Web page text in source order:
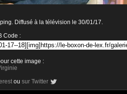
Diffusé à la télévision le 30/01/17.
Code :
cette image :
ou sur Twitter